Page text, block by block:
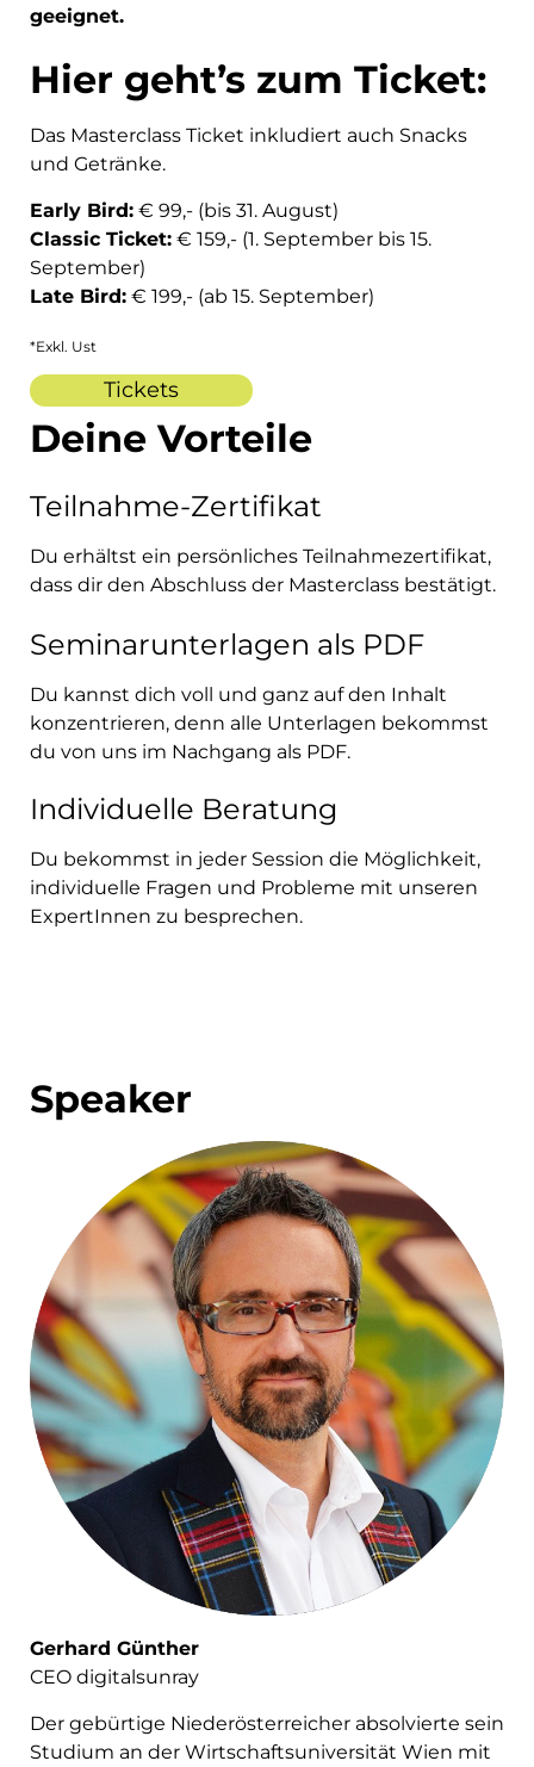
geeignet.
Hier geht’s zum Ticket:
Das Masterclass Ticket inkludiert auch Snacks
und Getränke.
Early Bird: € 99,- (bis 31. August)
Classic Ticket: € 159,- (1. September bis 15.
September)
Late Bird: € 199,- (ab 15. September)
*Exkl. Ust
Tickets
Deine Vorteile
Teilnahme-Zertifikat
Du erhältst ein persönliches Teilnahmezertifikat,
dass dir den Abschluss der Masterclass bestätigt.
Seminarunterlagen als PDF
Du kannst dich voll und ganz auf den Inhalt
konzentrieren, denn alle Unterlagen bekommst
du von uns im Nachgang als PDF.
Individuelle Beratung
Du bekommst in jeder Session die Möglichkeit,
individuelle Fragen und Probleme mit unseren
ExpertInnen zu besprechen.
Speaker
Gerhard Günther
CEO digitalsunray
Der gebürtige Niederösterreicher absolvierte sein
Studium an der Wirtschaftsuniversität Wien mit